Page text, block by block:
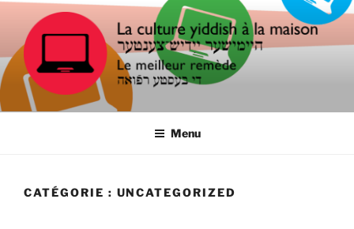
contenu
principal
LA CULTURE YIDDISH À LA
Le meilleur remède
Menu
CATÉGORIE : UNCATEGORIZED